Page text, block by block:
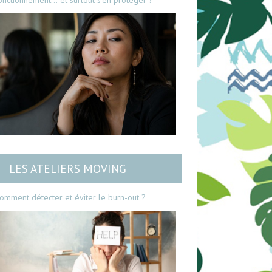
LES ATELIERS MOVING
détecter et éviter le burn-out ?